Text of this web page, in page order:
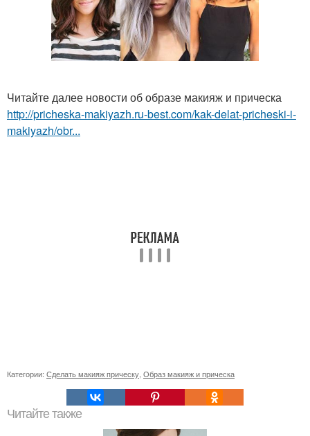
Читайте далее новости об образе макияж и прическа
http://pricheska-makiyazh.ru-best.com/kak-delat-pricheski-i-
makiyazh/obr...
Категории: Сделать макияж прическу Образ макияж и прическа
Читайте также